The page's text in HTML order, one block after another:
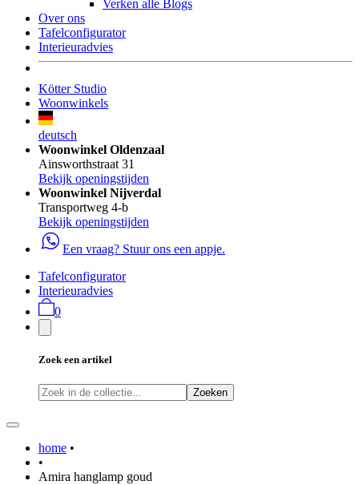
Verken alle Blogs
Over ons
Tafelconfigurator
Interieuradvies
Kötter Studio
Woonwinkels
deutsch
Woonwinkel Oldenzaal
Ainsworthstraat 31
Bekijk openingstijden
Woonwinkel Nijverdal
Transportweg 4-b
Bekijk openingstijden
Een vraag? Stuur ons een appje.
Tafelconfigurator
Interieuradvies
0
Zoek een artikel
Zoeken
home •
•
Amira hanglamp goud